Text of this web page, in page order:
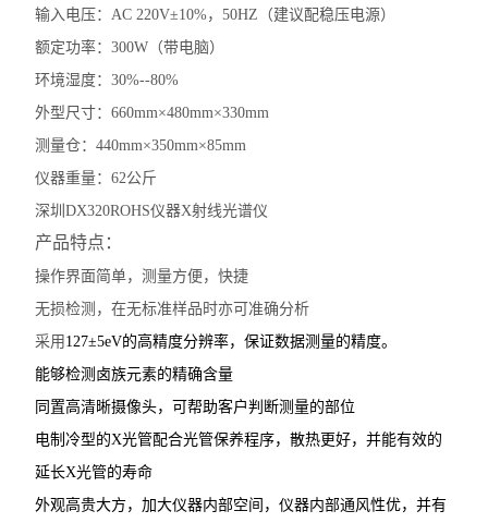
输入电压：AC 220V±10%，50HZ（建议配稳压电源）
额定功率：300W（带电脑）
环境湿度：30%--80%
外型尺寸：660mm×480mm×330mm
测量仓：440mm×350mm×85mm
仪器重量：62公斤
深圳DX320ROHS仪器X射线光谱仪
产品特点：
操作界面简单，测量方便，快捷
无损检测，在无标准样品时亦可准确分析
采用 127±5eV的高精度分辨率，保证数据测量的精度。
能够检测卤族元素的精确含量
同置高清晰摄像头，可帮助客户判断测量的部位
电制冷型的X光管配合光管保养程序，散热更好，并能有效的
延长X光管的寿命
外观高贵大方，加大仪器内部空间，仪器内部通风性优，并有